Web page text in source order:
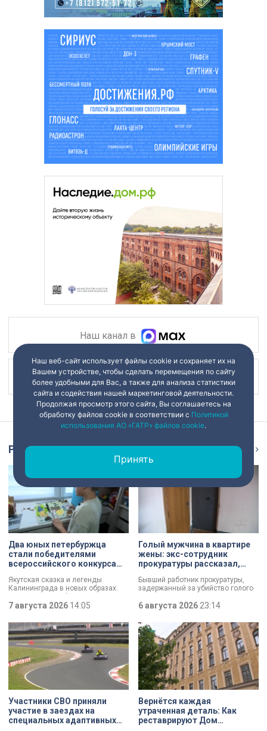
Наш канал в
Наш канал в
Репортаж Ещё
Два юных петербуржца
стали победителями
всероссийского конкурса
Якутская сказка и легенды
Калининграда в новых образах.
Два юных петербуржца стали
победителями всероссийского
конкурса «Моя страна — моя
Россия». Их работы с
использованием бересты, листьев
и янтаря дали новое прочтение
народным сюжетам.
7 августа 2026 14:05
Голый мужчина в квартире
жены: экс-сотрудник
прокуратуры рассказал,
Бывший работник прокуратуры,
задержанный за убийство голого
которые толкнули его на страшное
преступление. Два года назад он
вынес мертвеца из дома на улице
Луначарского, выдавая
бездыханного мужчину за
изрядно перебравшего приятеля.
6 августа 2026 23:14
Участники СВО приняли
участие в заездах на
специальных адаптивных
Вернётся каждая
утраченная деталь: Как
реставрируют Дом
Наш веб-сайт использует файлы cookie и сохраняет их на
Вашем устройстве, чтобы сделать перемещения по сайту
более удобными для Вас, а также для анализа статистики
сайта и содействия нашей маркетинговой деятельности.
Продолжая просмотр этого сайта, Вы соглашаетесь на
обработку файлов cookie в соответствии с Политикой
использования АО «ГАТР» файлов cookie.
Принять